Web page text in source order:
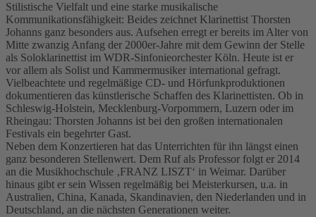
Stilistische Vielfalt und eine starke musikalische
Kommunikationsfähigkeit: Beides zeichnet Klarinettist Thorsten
Johanns ganz besonders aus. Aufsehen erregt er bereits im Alter von
Mitte zwanzig Anfang der 2000er-Jahre mit dem Gewinn der Stelle
als Soloklarinettist im WDR-Sinfonieorchester Köln. Heute ist er
vor allem als Solist und Kammermusiker international gefragt.
Vielbeachtete und regelmäßige CD- und Hörfunkproduktionen
dokumentieren das künstlerische Schaffen des Klarinettisten. Ob in
Schleswig-Holstein, Mecklenburg-Vorpommern, Luzern oder im
Rheingau: Thorsten Johanns ist bei den großen internationalen
Festivals ein begehrter Gast.
Neben dem Konzertieren hat das Unterrichten für ihn längst einen
ganz besonderen Stellenwert. Dem Ruf als Professor folgt er 2014
an die Musikhochschule ‚FRANZ LISZT‘ in Weimar. Darüber
hinaus gibt er sein Wissen regelmäßig bei Meisterkursen, u.a. in
Australien, China, Kanada, Skandinavien, den Niederlanden und in
Deutschland, an die nächsten Generationen weiter.